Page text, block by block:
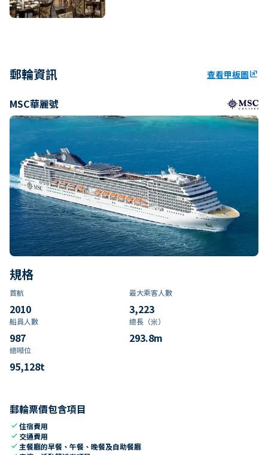
郵輪資訊 查看甲板圖ungroup
MSC華麗號
規格
首航
2010
最大乘客人數
3,223
船員人數
987
總長（米）
293.8m
總噸位
95,128t
郵輪票價包含項目
check住宿費用
check 交通費用
check 主餐廳的早餐、午餐、晚餐及自助餐廳